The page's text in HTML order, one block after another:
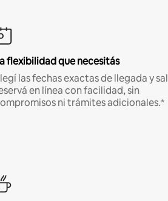
flexibilidad que necesitás
las fechas exactas de llegada y
en línea con facilidad, sin
ni trámites adicionales.*